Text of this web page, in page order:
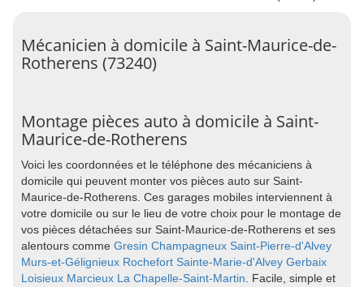
Mécanicien à domicile à Saint-Maurice-de-
Rotherens (73240)
Montage pièces auto à domicile à Saint-
Maurice-de-Rotherens
Voici les coordonnées et le téléphone des mécaniciens à
domicile qui peuvent monter vos pièces auto sur Saint-
Maurice-de-Rotherens. Ces garages mobiles interviennent à
votre domicile ou sur le lieu de votre choix pour le montage de
vos pièces détachées sur Saint-Maurice-de-Rotherens et ses
alentours comme Gresin Champagneux Saint-Pierre-d'Alvey
Murs-et-Gélignieux Rochefort Sainte-Marie-d'Alvey Gerbaix
Loisieux Marcieux La Chapelle-Saint-Martin. Facile, simple et